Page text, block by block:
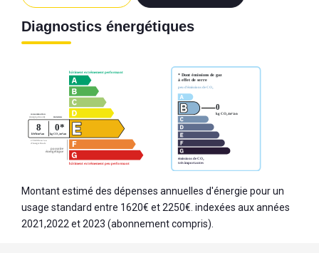
Diagnostics énergétiques
Montant estimé des dépenses annuelles d'énergie pour un
usage standard entre 1620€ et 2250€. indexées aux années
2021,2022 et 2023 (abonnement compris).